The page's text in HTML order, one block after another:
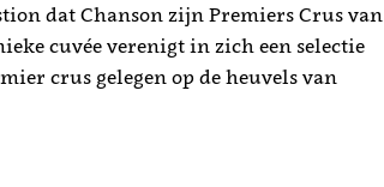
dat Chanson zijn Premiers Crus van
cuvée verenigt in zich een selectie
crus gelegen op de heuvels van